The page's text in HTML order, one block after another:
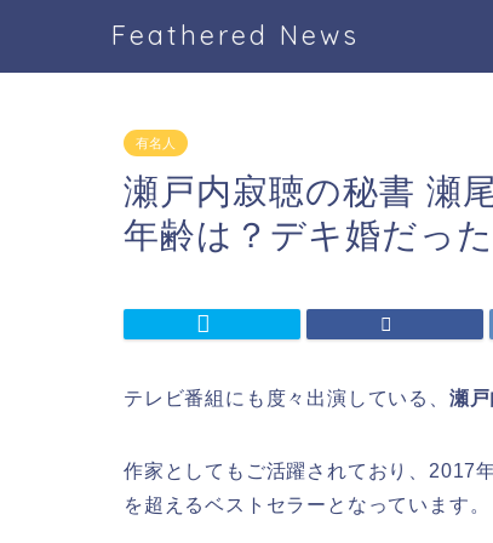
Feathered News
有名人
瀬戸内寂聴の秘書 瀬
年齢は？デキ婚だった
テレビ番組にも度々出演している、 瀬
作家としてもご活躍されており、2017
を超えるベストセラーとなっています。